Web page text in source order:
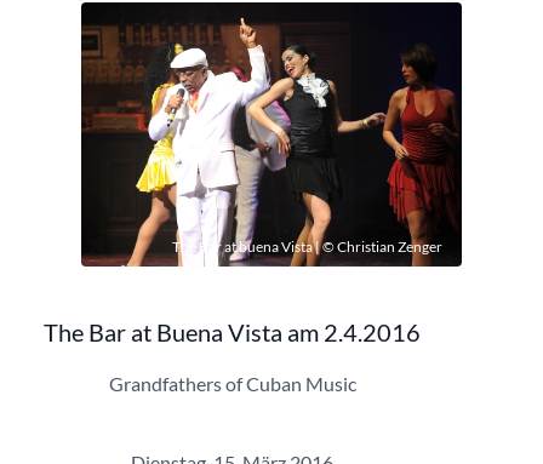
The Bar at buena Vista | © Christian Zenger
The Bar at Buena Vista am 2.4.2016
Grandfathers of Cuban Music